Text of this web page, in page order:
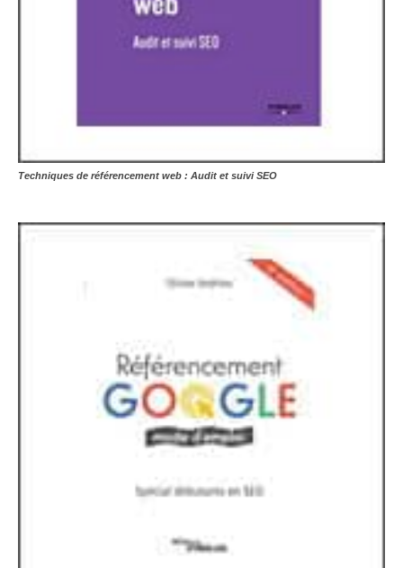
Techniques de référencement web : Audit et suivi SEO